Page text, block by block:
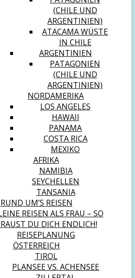
(CHILE UND
ARGENTINIEN)
ATACAMA WÜSTE
IN CHILE
ARGENTINIEN
PATAGONIEN
(CHILE UND
ARGENTINIEN)
NORDAMERIKA
LOS ANGELES
HAWAII
PANAMA
COSTA RICA
MEXIKO
AFRIKA
NAMIBIA
SEYCHELLEN
TANSANIA
RUND UM’S REISEN
REISEN ALS FRAU – SO
DU DICH ENDLICH!
REISEPLANUNG
ÖSTERREICH
TIROL
PLANSEE VS. ACHENSEE